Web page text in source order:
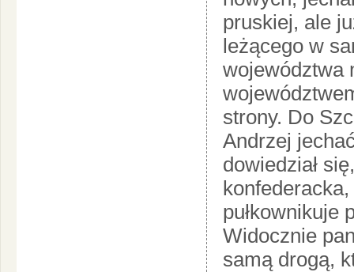
pruskiej, ale
leżącego w
województwa
strony. Do
Andrzej
dowiedział
pułkownikuje
Widocznie
samą drogą,